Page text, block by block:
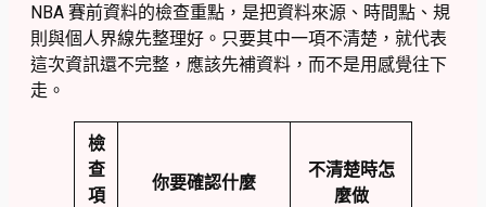
NBA 賽前資料的檢查重點，是把資料來源、時間點、規
則與個人界線先整理好。只要其中一項不清楚，就代表
這次資訊還不完整，應該先補資料，而不是用感覺往下
走。
檢
查
項
你要確認什麼
不清楚時怎
麼做